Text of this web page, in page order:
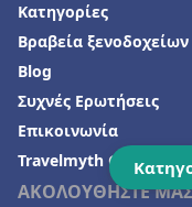
Ξενοδοχεία στο
Ξενοδοχεία στο
Ξενοδοχεία στον
Ξενοδοχεία στην
ΑΚΟΛΟΥΘΗΣΤΕ ΜΑΣ
Κατηγορίες
Βραβεία ξενοδοχείων
Blog
Συχνές Ερωτήσεις
Επικοινωνία
Travelmyth GPT